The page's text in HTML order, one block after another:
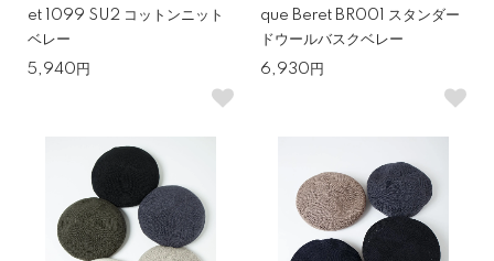
et 1099 SU2 コットンニット
ベレー
5,940円
que Beret BR001 スタンダー
ドウールバスクベレー
6,930円